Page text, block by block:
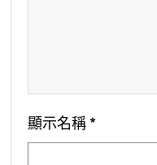
顯示名稱 *